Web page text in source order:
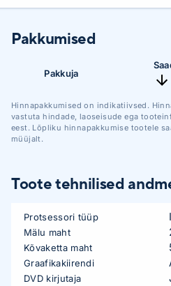
Windows 7 Home Premium,
programm, esitluste
Pakkumised
Pakkuja
Hinnapakkumised on indikatiivsed.
vastuta hindade, laoseisude ega
eest. Lõpliku hinnapakkumise tootele
müüjalt.
Toote tehnilised
Protsessori tüüp
Mälu maht
Kõvaketta maht
Graafikakiirendi
DVD kirjutaja